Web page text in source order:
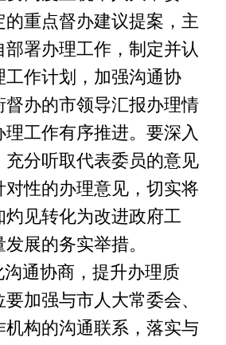
重点督办建议提案，主
署办理工作，制定并认
工作计划，加强沟通协
督办的市领导汇报办理情
工作有序推进。要深入
充分听取代表委员的意见
性的办理意见，切实将
见转化为改进政府工
展的务实举措。
沟通协商，提升办理质
加强与市人大常委会、
机构的沟通联系，落实与